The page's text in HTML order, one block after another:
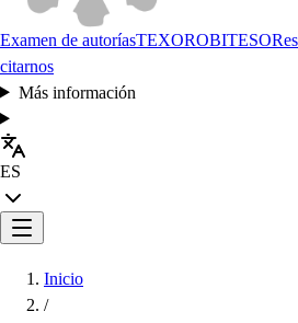
Examen de autoríasTEXOROBITESO
citarnos
Más información
ES
Inicio
/